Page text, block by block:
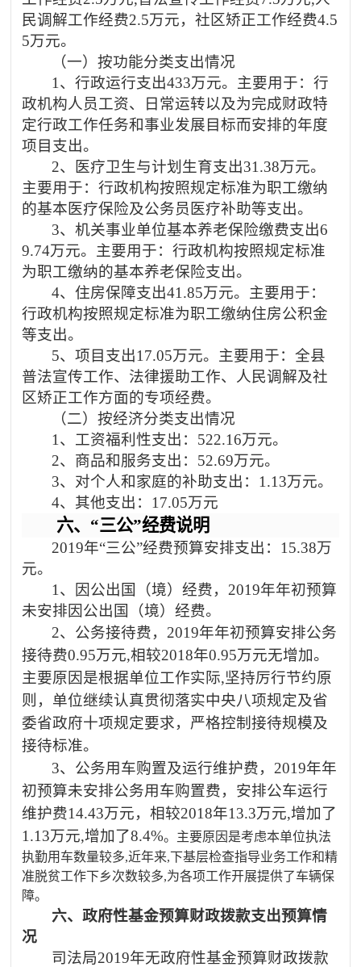
民调解工作经费2.5万元，社区矫正工作经费4.5
5万元。
（一）按功能分类支出情况
1、行政运行支出433万元。主要用于：行
政机构人员工资、日常运转以及为完成财政特
定行政工作任务和事业发展目标而安排的年度
项目支出。
2、医疗卫生与计划生育支出31.38万元。
主要用于：行政机构按照规定标准为职工缴纳
的基本医疗保险及公务员医疗补助等支出。
3、机关事业单位基本养老保险缴费支出6
9.74万元。主要用于：行政机构按照规定标准
为职工缴纳的基本养老保险支出。
4、住房保障支出41.85万元。主要用于：
行政机构按照规定标准为职工缴纳住房公积金
等支出。
5、项目支出17.05万元。主要用于：全县
普法宣传工作、法律援助工作、人民调解及社
区矫正工作方面的专项经费。
（二）按经济分类支出情况
1、工资福利性支出：522.16万元。
2、商品和服务支出：52.69万元。
3、对个人和家庭的补助支出：1.13万元。
4、其他支出：17.05万元
六、 “三公”经费说明
2019年“三公”经费预算安排支出：15.38万
元。
1、因公出国（境）经费，2019年年初预算
未安排因公出国（境）经费。
2、公务接待费，2019年年初预算安排公务
接待费0.95万元,相较2018年0.95万元无增加。
主要原因是根据单位工作实际,坚持厉行节约原
则，单位继续认真贯彻落实中央八项规定及省
委省政府十项规定要求，严格控制接待规模及
接待标准。
3、公务用车购置及运行维护费，2019年年
初预算未安排公务用车购置费，安排公车运行
维护费14.43万元，相较2018年13.3万元,增加了
1.13万元,增加了8.4%。主要原因是考虑本单位执法
执勤用车数量较多,近年来,下基层检查指导业务工作和精
准脱贫工作下乡次数较多,为各项工作开展提供了车辆保
障。
六、政府性基金预算财政拨款支出预算情
况
司法局2019年无政府性基金预算财政拨款